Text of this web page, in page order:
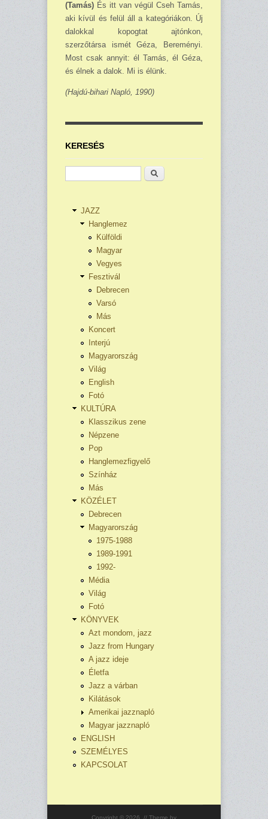
(Tamás) És itt van végül Cseh Tamás,
aki kívül és felül áll a kategóriákon. Új
dalokkal kopogtat ajtónkon,
szerzőtársa ismét Géza, Bereményi.
Most csak annyit: él Tamás, él Géza,
és élnek a dalok. Mi is élünk.
(Hajdú-bihari Napló, 1990)
KERESÉS
Keresés
JAZZ
Hanglemez
Külföldi
Magyar
Vegyes
Fesztivál
Debrecen
Varsó
Más
Koncert
Interjú
Magyarország
Világ
English
Fotó
KULTÚRA
Klasszikus zene
Népzene
Pop
Hanglemezfigyelő
Színház
Más
KÖZÉLET
Debrecen
Magyarország
1975-1988
1989-1991
1992-
Média
Világ
Fotó
KÖNYVEK
Azt mondom, jazz
Jazz from Hungary
A jazz ideje
Életfa
Jazz a várban
Kilátások
Amerikai jazznapló
Magyar jazznapló
ENGLISH
SZEMÉLYES
KAPCSOLAT